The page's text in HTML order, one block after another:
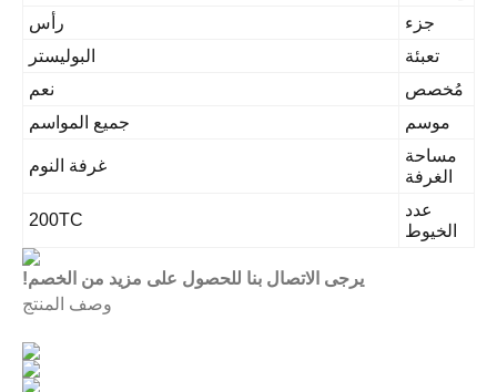
البوليستر
مُخصص
موسم
جميع المواسم
مساحة
الغرفة
غرفة النوم
الخيوط
200TC
يرجى الاتصال بنا للحصول على مزيد من الخصم!
وصف المنتج